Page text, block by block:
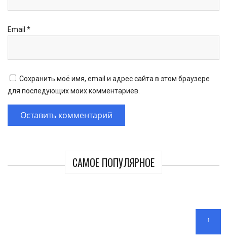
САМОЕ ПОПУЛЯРНОЕ
Email *
Сохранить моё имя, email и адрес сайта в этом браузере
для последующих моих комментариев.
↑